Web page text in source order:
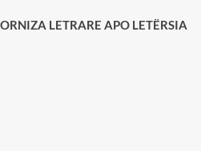
LETRARE APO LETËRSIA